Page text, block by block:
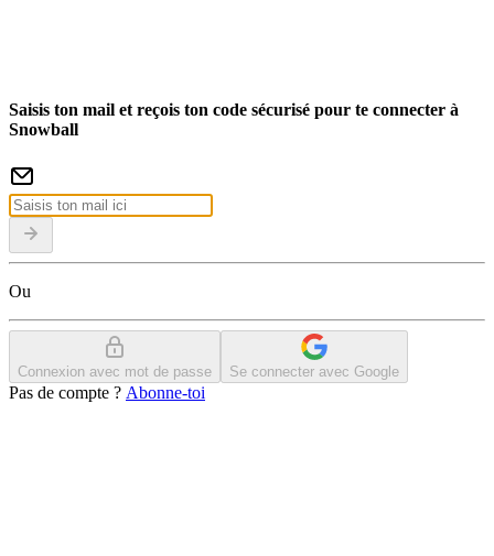
Saisis ton mail et reçois ton code sécurisé pour te connecter à
Snowball
Ou
Connexion avec mot de passe Se connecter avec Google
Pas de compte ? Abonne-toi